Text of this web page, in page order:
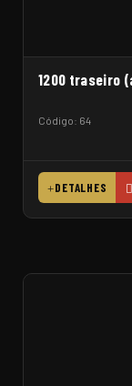
1200 traseiro
Código: 64
DETALHES